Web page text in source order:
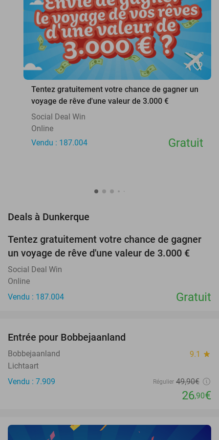
favorite_border
Tentez gratuitement votre chance de gagner un
voyage de rêve d'une valeur de 3.000 €
Social Deal Win
Online
Vendu : 187.004
Gratuit
Deals à Dunkerque
Tentez gratuitement votre chance de gagner
un voyage de rêve d'une valeur de 3.000 €
Social Deal Win
Online
Vendu : 187.004
Gratuit
Entrée pour Bobbejaanland
Bobbejaanland 9.1 star
Lichtaart
Vendu : 7.909
Régulier 49,90€
26,90€